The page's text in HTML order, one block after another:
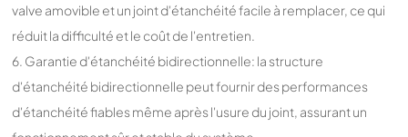
valve amovible et un joint d'étanchéité facile à remplacer, ce qui
réduit la difficulté et le coût de l'entretien.
6. Garantie d'étanchéité bidirectionnelle: la structure
d'étanchéité bidirectionnelle peut fournir des performances
d'étanchéité fiables même après l'usure du joint, assurant un